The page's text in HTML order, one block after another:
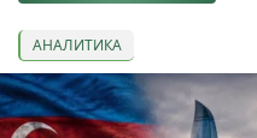
АНАЛИТИКА